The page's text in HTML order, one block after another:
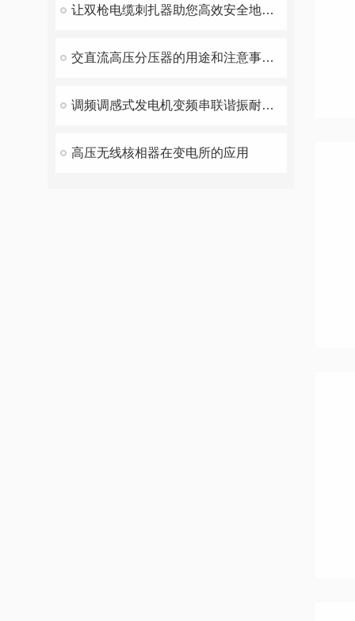
让双枪电缆刺扎器助您高效安全地施工
交直流高压分压器的用途和注意事项说明
调频调感式发电机变频串联谐振耐压装置：创新技术解决发电机交流耐压试验难题
高压无线核相器在变电所的应用